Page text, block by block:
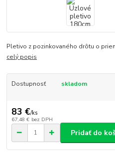
Pletivo z pozinkovaného drôtu o
celý popis
Dostupnosť skladom
83 €/ks
67,48 € bez DPH
Pridať do